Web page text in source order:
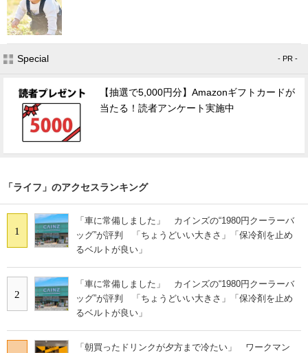
Special - PR -
【抽選で5,000円分】Amazonギフトカードが
当たる！読者アンケート実施中
「ライフ」のアクセスランキング
1
「車に常備しました」 カインズの“1980円クーラーバ
ッグ”が評判 「ちょうどいい大きさ」「保冷剤を止め
るベルトが良い」
2
「車に常備しました」 カインズの“1980円クーラーバ
ッグ”が評判 「ちょうどいい大きさ」「保冷剤を止め
るベルトが良い」
「朝買ったドリンクが夕方まで冷たい」 ワークマン